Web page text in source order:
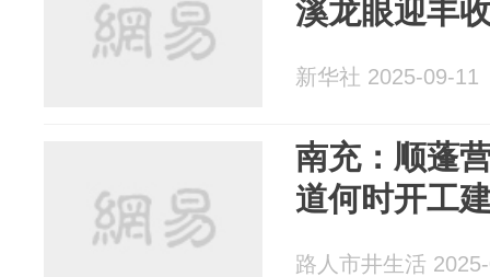
溪龙眼迎丰
新华社 2025-09-11
南充：顺蓬
道何时开工
路人市井生活